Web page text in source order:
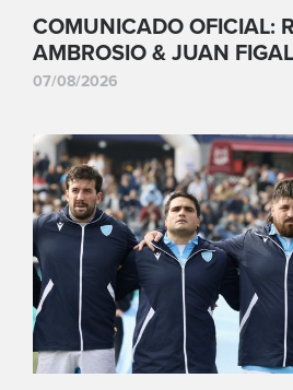
COMUNICADO OFICIAL:
AMBROSIO & JUAN
07/08/2026